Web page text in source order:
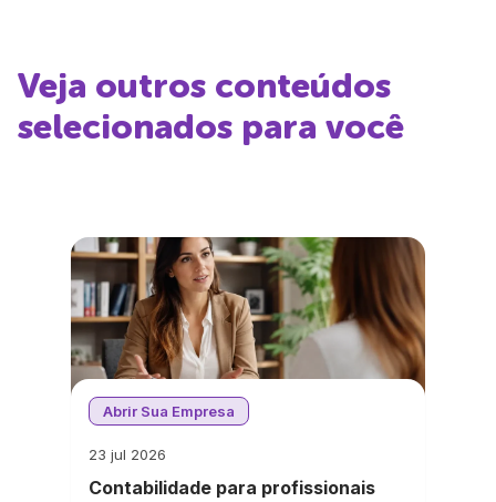
Veja outros conteúdos
selecionados para você
Abrir Sua Empresa
23 jul 2026
Contabilidade para profissionais